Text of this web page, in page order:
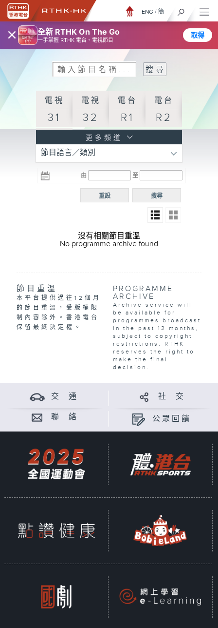
× 全新 RTHK On The Go
一手掌握 RTHK 電台、電視節目
取得
ENG / 簡
電視
31
電視
32
電台
R1
電台
R2
R3
電台 電台
R5
電台
普通
更多頻道
節目語言／類別
由 至
搜尋
重設
沒有相關節目重溫
No programme archive found
節目重溫
本平台提供過往12個月
的節目重溫，受版權限
制內容除外。香港電台
保留最終決定權。
PROGRAMME
ARCHIVE
Archive service will
be available for
programmes broadcast
in the past 12 months,
subject to copyright
restrictions. RTHK
reserves the right to
make the final
decision.
交 通 社 交
聯 絡 公眾回饋